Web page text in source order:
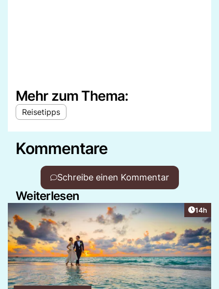
Mehr zum Thema:
Reisetipps
Kommentare
Schreibe einen Kommentar
Weiterlesen
Artikel
14h